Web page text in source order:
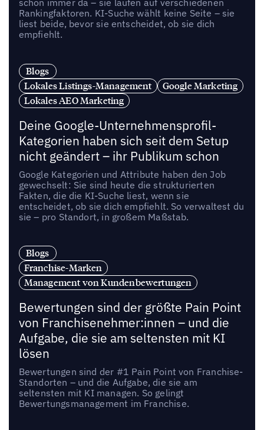
Rankingfaktoren. KI-Suche wählt keine Seite – sie
liest beide, bevor sie entscheidet, ob sie dich
empfiehlt.
Blogs
Lokales Listings-Management
Google Marketing
Lokales AEO Marketing
Deine Google-Unternehmensprofil-
Kategorien haben sich seit dem Setup
nicht geändert – ihr Publikum schon
Google Kategorien und Attribute haben den Job
gewechselt: Sie sind heute die strukturierten
Fakten, die die KI-Suche liest, wenn sie
entscheidet, ob sie dich empfiehlt. So verwaltest du
sie – pro Standort, in großem Maßstab.
Blogs
Franchise-Marken
Management von Kundenbewertungen
Bewertungen sind der größte Pain Point
von Franchisenehmer:innen – und die
Aufgabe, die sie am seltensten mit KI
lösen
Bewertungen sind der #1 Pain Point von Franchise-
Standorten – und die Aufgabe, die sie am
seltensten mit KI managen. So gelingt
Bewertungsmanagement im Franchise.